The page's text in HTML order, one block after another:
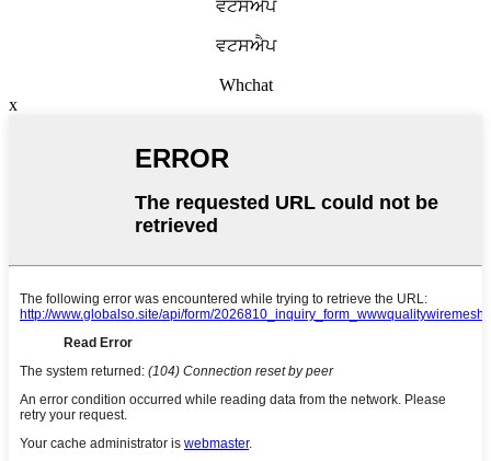
ਵਟਸਐਪ
ਵਟਸਐਪ
Whchat
x